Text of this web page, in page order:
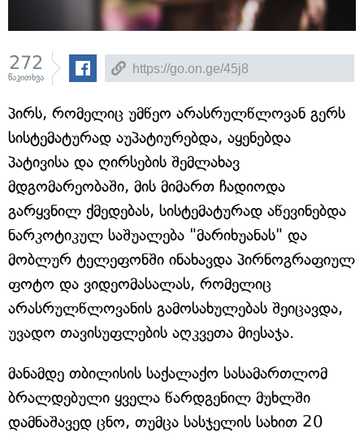
272
წაკითხვა
პირს, რომელიც უმწეო არასრულწლოვან გერს
სისტემატურად აუპატიურებდა, აყენებდა
პატივისა და ღირსების შემლახავ
მდგომარეობაში, მის მიმართ ჩადიოდა
გარყვნილ ქმედებას, სისტემატურად აწევინებდა
ნარკოტიკულ საშუალება "მარიხუანას" და
მობლურ ტელეფონში ინახავდა პირნოგრაფიულ
ფოტო და ვიდეომასალას, რომელიც
არასრულწლოვანის გამოსახულებას შეიცავდა,
უვადო თავისუფლების აღკვეთა მიესაჯა.
მანამდე თბილისის საქალაქო სასამართლომ
ბრალდებული ყველა წარდგენილ მუხლში
დამნაშავედ ცნო, თუმცა სასჯელის სახით 20